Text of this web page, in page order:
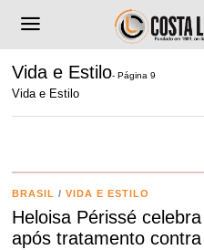
Vida e Estilo- Página 9
Vida e Estilo
BRASIL / VIDA E ESTILO
Heloisa Périssé
após tratamento contra